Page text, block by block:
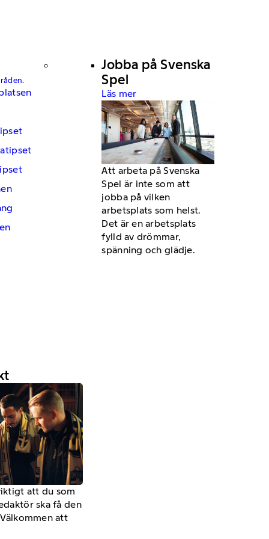
Jobba på Svenska
Spel
Läs mer
Att arbeta på Svenska
Spel är inte som att
jobba på vilken
arbetsplats som helst.
Det är en arbetsplats
fylld av drömmar,
spänning och glädje.
att du som
ska få den
att